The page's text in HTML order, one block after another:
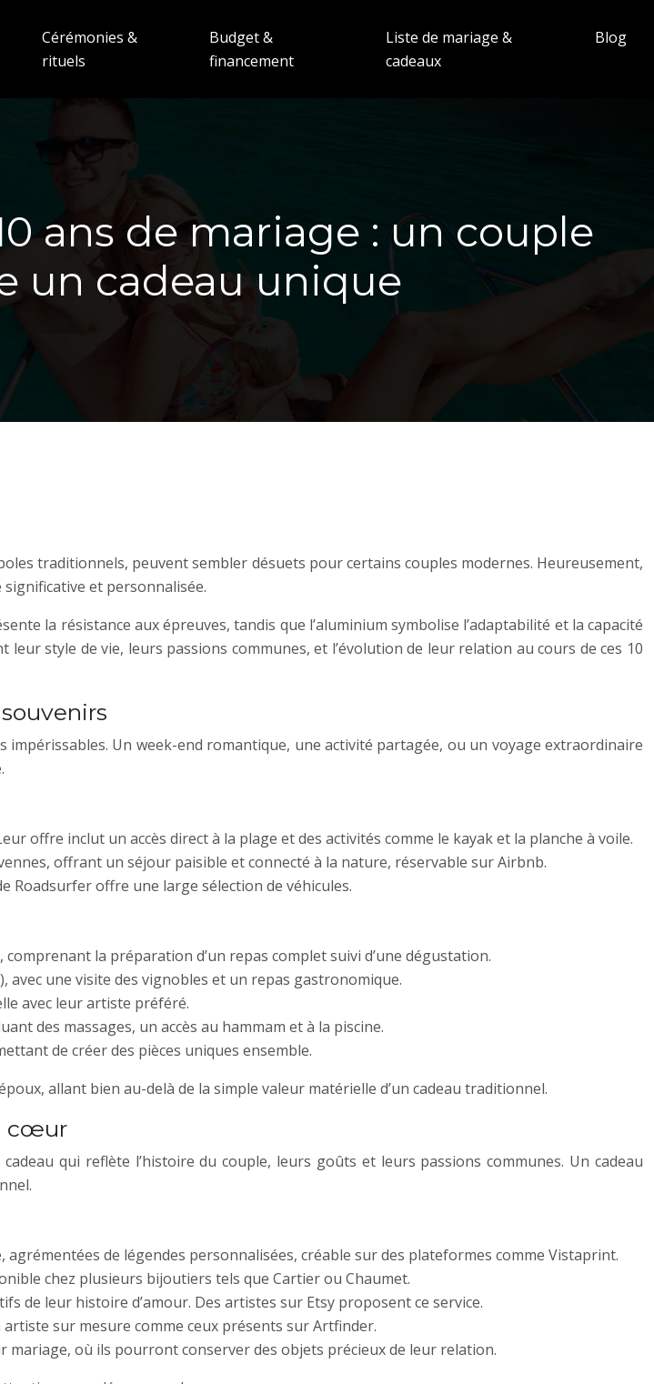
Cérémonies &
rituels
Budget &
financement
Liste de mariage &
cadeaux
Blog
ans de mariage : un couple
un cadeau unique
traditionnels, peuvent sembler désuets pour certains couples modernes. Heureusement,
et personnalisée.
la résistance aux épreuves, tandis que l’aluminium symbolise l’adaptabilité et la capacité
style de vie, leurs passions communes, et l’évolution de leur relation au cours de ces 10
Un week-end romantique, une activité partagée, ou un voyage extraordinaire
offre inclut un accès direct à la plage et des activités comme le kayak et la planche à voile.
offrant un séjour paisible et connecté à la nature, réservable sur Airbnb.
Roadsurfer offre une large sélection de véhicules.
comprenant la préparation d’un repas complet suivi d’une dégustation.
avec une visite des vignobles et un repas gastronomique.
avec leur artiste préféré.
des massages, un accès au hammam et à la piscine.
de créer des pièces uniques ensemble.
allant bien au-delà de la simple valeur matérielle d’un cadeau traditionnel.
cœur
qui reflète l’histoire du couple, leurs goûts et leurs passions communes. Un cadeau
de légendes personnalisées, créable sur des plateformes comme Vistaprint.
chez plusieurs bijoutiers tels que Cartier ou Chaumet.
de leur histoire d’amour. Des artistes sur Etsy proposent ce service.
sur mesure comme ceux présents sur Artfinder.
où ils pourront conserver des objets précieux de leur relation.